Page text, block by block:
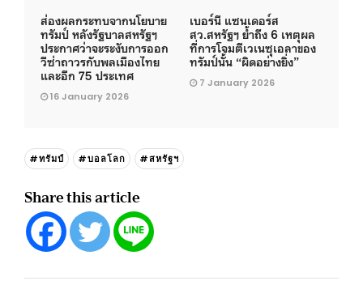
ส่องผลกระทบจากนโยบาย
ทรัมป์ หลังรัฐบาลสหรัฐฯ
ประกาศว่าจะระงับการออก
วีซ่าถาวรกับพลเมืองไทย
และอีก 75 ประเทศ
16 January 2026
เบอร์นี แซนเดอร์ส
สว.สหรัฐฯ ย้ำถึง 6 เหตุผล
ที่การโจมตีเวเนซุเอลาของ
ทรัมป์นั้น “ผิดอย่างยิ่ง”
7 January 2026
#ทรัมป์ #บอลโลก #สหรัฐฯ
Share this article